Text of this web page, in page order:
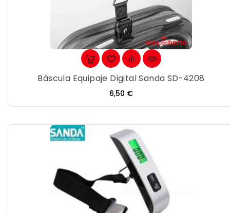
Báscula Equipaje Digital Sanda SD-4208
Precio
6,50 €